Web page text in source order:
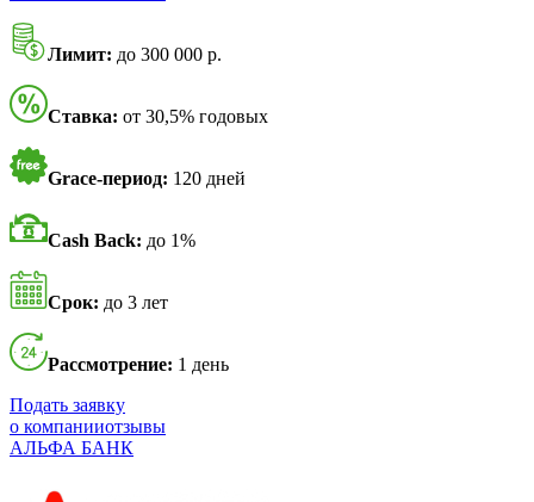
Лимит: до 300 000 р.
Ставка: от 30,5% годовых
Grace-период: 120 дней
Cash Back: до 1%
Срок: до 3 лет
Рассмотрение: 1 день
Подать заявку
о компанииотзывы
АЛЬФА БАНК